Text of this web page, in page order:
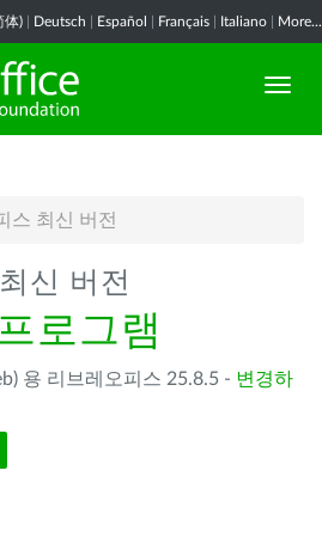
体) Deutsch Español Français Italiano More...
스 최신 버전
신 버전
로그램
용 리브레오피스 25.8.5 - 변경하